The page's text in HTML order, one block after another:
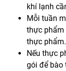
khí lạnh
Mỗi tuần
thực phẩm
thực phẩm.
Nếu thực
gói để bào